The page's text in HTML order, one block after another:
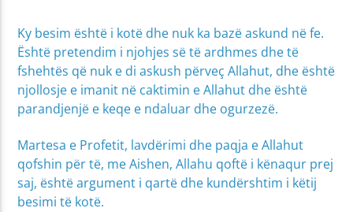
Ky besim është i kotë dhe nuk ka bazë askund në fe.
Është pretendim i njohjes së të ardhmes dhe të
fshehtës që nuk e di askush përveç Allahut, dhe është
njollosje e imanit në caktimin e Allahut dhe është
parandjenjë e keqe e ndaluar dhe ogurzezë.
Martesa e Profetit, lavdërimi dhe paqja e Allahut
qofshin për të, me Aishen, Allahu qoftë i kënaqur prej
saj, është argument i qartë dhe kundërshtim i këtij
besimi të kotë.